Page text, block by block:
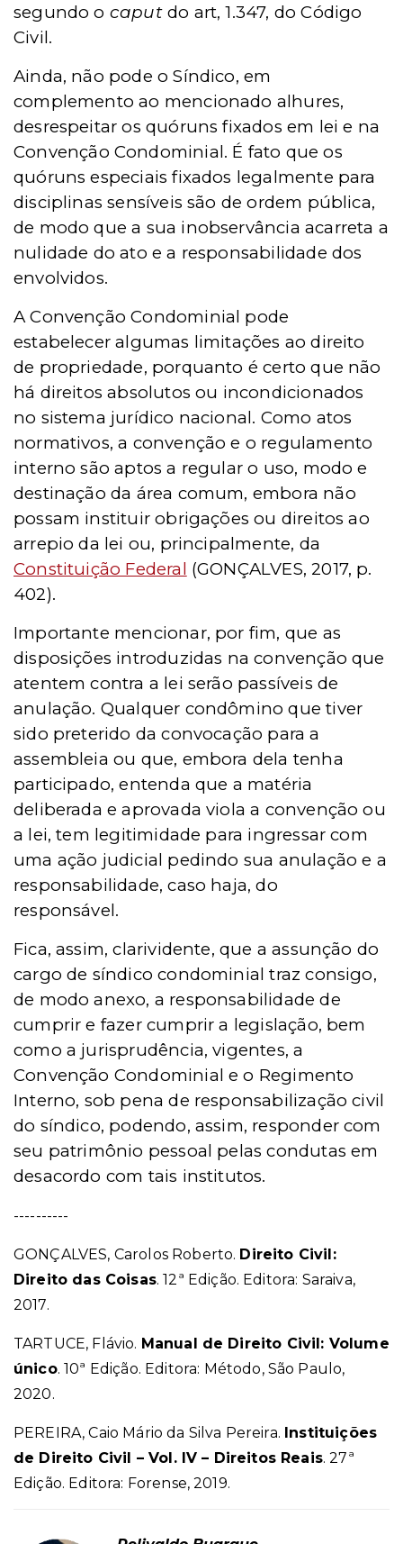
segundo o caput do art, 1.347, do Código
Civil.
Ainda, não pode o Síndico, em
complemento ao mencionado alhures,
desrespeitar os quóruns fixados em lei e na
Convenção Condominial. É fato que os
quóruns especiais fixados legalmente para
disciplinas sensíveis são de ordem pública,
de modo que a sua inobservância acarreta a
nulidade do ato e a responsabilidade dos
envolvidos.
A ConvençãoCondominial pode
estabelecer algumas limitações ao direito
de propriedade, porquanto é certo que não
há direitos absolutos ou incondicionados
no sistema jurídico nacional. Como atos
normativos, a convenção e o regulamento
interno são aptos a regular o uso, modo e
destinação da área comum, embora não
possam instituir obrigações ou direitos ao
arrepio da lei ou, principalmente, da
Constituição Federal (GONÇALVES, 2017, p.
402).
Importante mencionar, por fim, que as
disposições introduzidas na convenção que
atentem contra a lei serão passíveis de
anulação. Qualquer condômino que tiver
sido preterido da convocação para a
assembleia ou que, embora dela tenha
participado, entenda que a matéria
deliberada e aprovada viola a convenção ou
a lei, tem legitimidade para ingressar com
uma ação judicial pedindo sua anulação e a
responsabilidade, caso haja, do
responsável.
Fica, assim, clarividente, que a assunção do
cargo de síndico condominial traz consigo,
de modo anexo, a responsabilidade de
cumprir e fazer cumprir a legislação, bem
como a jurisprudência, vigentes, a
Convenção Condominial e o Regimento
Interno, sob pena de responsabilização civil
do síndico, podendo, assim, responder com
seu patrimônio pessoal pelas condutas em
desacordo com tais institutos.
----------
GONÇALVES, Carolos Roberto. Direito Civil:
Direito das Coisas. 12 ª Edição. Editora: Saraiva,
2017.
TARTUCE, Flávio. Manual de Direito Civil: Volume
único. 10ª Edição. Editora: Método, São Paulo,
2020.
PEREIRA, Caio Mário da Silva Pereira. Instituições
de Direito Civil – Vol. IV – Direitos Reais. 27ª
Edição. Editora: Forense, 2019.